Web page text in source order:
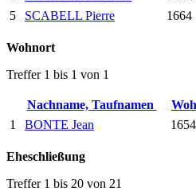
5
SCABELL Pierre 1664
Wohnort
Treffer 1 bis 1 von 1
Nachname, Taufnamen
1
BONTE Jean 1654
Eheschließung
Treffer 1 bis 20 von 21